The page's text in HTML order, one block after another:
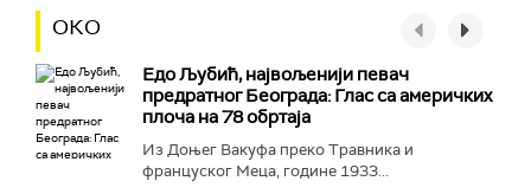
ОКО
Едо Љубић, највољенији певач
предратног Београда: Глас са америчких
плоча на 78 обртаја
Из Доњег Вакуфа преко Травника и
француског Меца, године 1933...